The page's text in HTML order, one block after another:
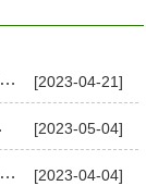
[2023-04-21]
[2023-05-04]
[2023-04-04]